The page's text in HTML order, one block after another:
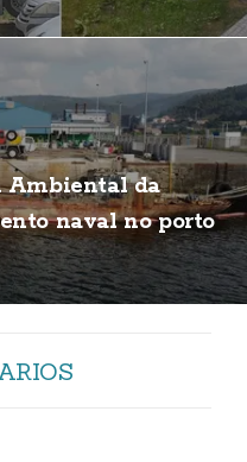
Ambiental da
naval no porto